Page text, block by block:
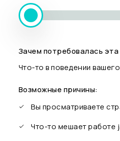
Зачем потребовалась
Что-то в поведении
Возможные причины:
Вы просматриваете
Что-то мешает работе